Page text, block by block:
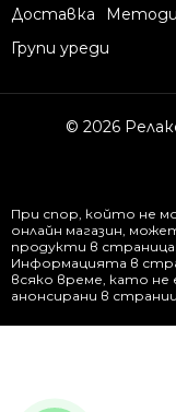
Доставка
Групи уреди
© 2026
При спор, който не
онлайн магазин,
продукти в
Информацията в
всяко време, като
анонсирани в